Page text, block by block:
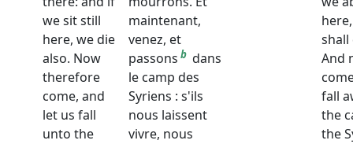
we sit still
here, we die
also. Now
therefore
come, and
let us fall
unto the
maintenant,
venez, et
passons b dans
le camp des
Syriens : s'ils
nous laissent
vivre, nous
shall
And
fall
the
the